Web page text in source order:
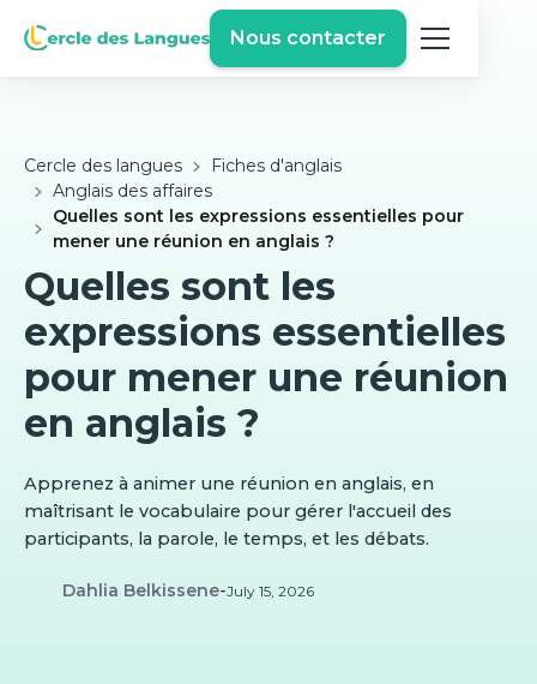
Nous contacter
Cercle des langues
Fiches d'anglais
Anglais des affaires
Quelles sont les expressions essentielles pour
mener une réunion en anglais ?
Quelles sont les
expressions essentielles
pour mener une réunion
en anglais ?
Apprenez à animer une réunion en anglais, en
maîtrisant le vocabulaire pour gérer l'accueil des
participants, la parole, le temps, et les débats.
Dahlia Belkissene-July 15, 2026